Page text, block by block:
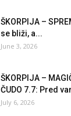
ŠKORPIJA –
se bliži, a...
June 3, 2026
ŠKORPIJA –
ČUDO 7.7: Pred
July 6, 2026